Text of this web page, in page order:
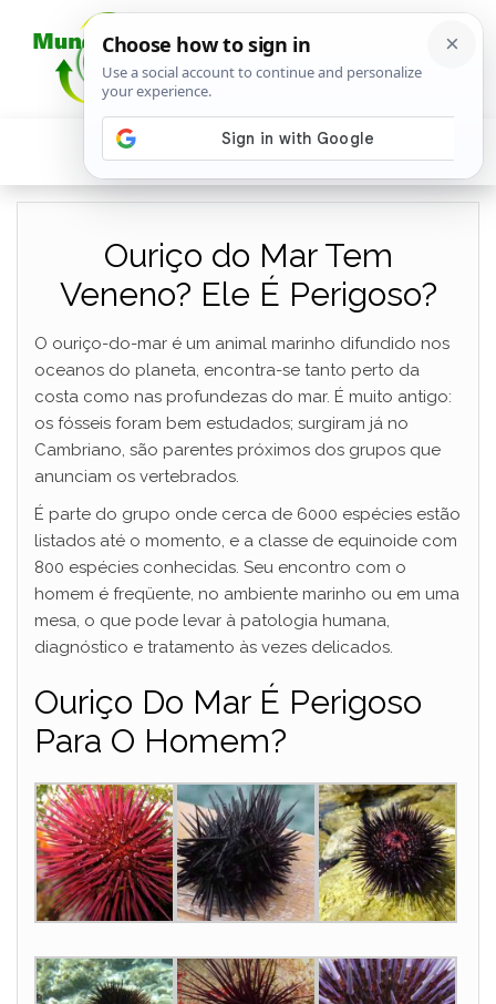
Ouriço do Mar Tem
Veneno? Ele É Perigoso?
O ouriço-do-mar é um animal marinho difundido nos
oceanos do planeta, encontra-se tanto perto da
costa como nas profundezas do mar. É muito antigo:
os fósseis foram bem estudados; surgiram já no
Cambriano, são parentes próximos dos grupos que
anunciam os vertebrados.
É parte do grupo onde cerca de 6000 espécies estão
listados até o momento, e a classe de equinoide com
800 espécies conhecidas. Seu encontro com o
homem é freqüente, no ambiente marinho ou em uma
mesa, o que pode levar à patologia humana,
diagnóstico e tratamento às vezes delicados.
Ouriço Do Mar É Perigoso
Para O Homem?